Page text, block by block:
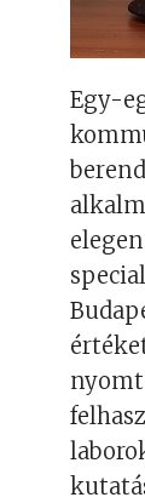
Egy-